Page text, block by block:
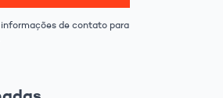
de contato para